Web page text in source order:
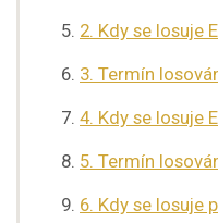
2. Kdy se losuje
3. Termín
4. Kdy se losuje
5. Termín
6. Kdy se losuje